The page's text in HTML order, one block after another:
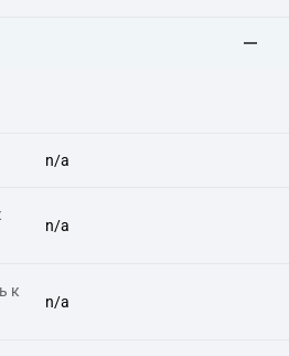
n/a
n/a
к
n/a